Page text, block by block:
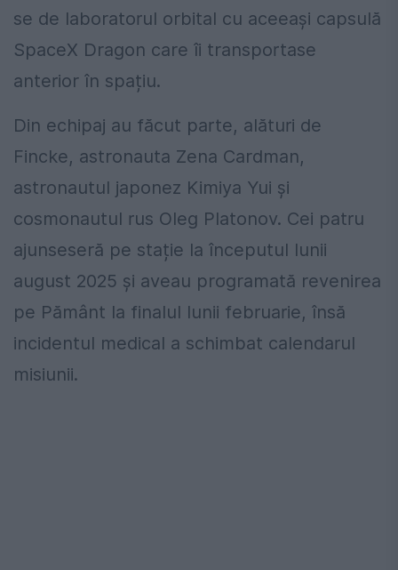
se de laboratorul orbital cu aceeași capsulă
SpaceX Dragon care îi transportase
anterior în spațiu.
Din echipaj au făcut parte, alături de
Fincke, astronauta Zena Cardman,
astronautul japonez Kimiya Yui și
cosmonautul rus Oleg Platonov. Cei patru
ajunseseră pe stație la începutul lunii
august 2025 și aveau programată revenirea
pe Pământ la finalul lunii februarie, însă
incidentul medical a schimbat calendarul
misiunii.